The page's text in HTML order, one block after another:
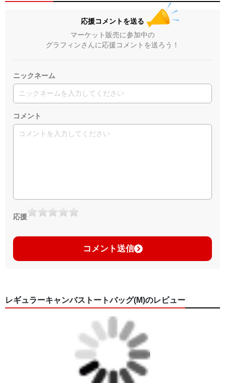
応援コメントを送る
マーケット販売に参加中の
グラフィンさんに応援コメントを送ろう！
ニックネーム
コメント
応援
コメント送信
レギュラーキャンバストートバッグ(M)のレビュー